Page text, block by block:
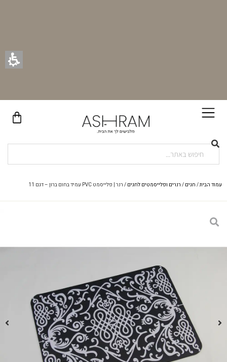
עמוד הבית/ חגים / רנרים ופלייסמטים לחגים / רנר | פלייסמט PVC עמיד בחום ברון – דגם 11